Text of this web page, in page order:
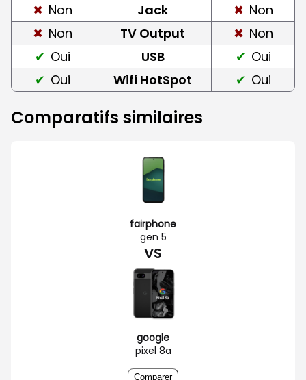
Non
Jack
Non
Non
TV Output
Non
Oui
USB
Oui
Oui
Wifi HotSpot Oui
Comparatifs similaires
fairphone
gen 5
VS
google
pixel 8a
Comparer